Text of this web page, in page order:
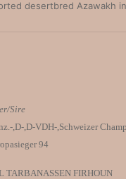
desertbred Azawakh
Sire
,D-,D-VDH-,Schweizer
94
TARBANASSEN FIRHOUN